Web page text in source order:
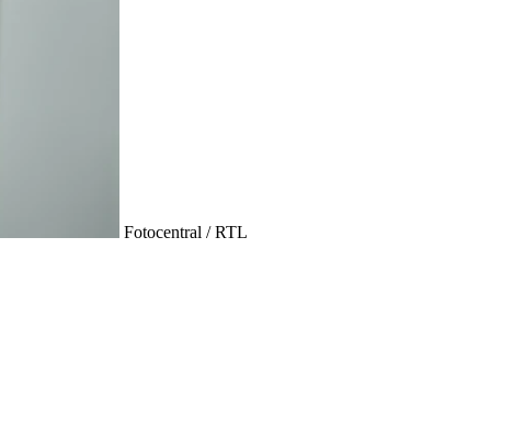
Fotocentral / RTL